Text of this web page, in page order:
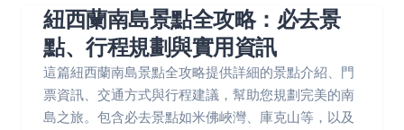
紐西蘭南島景點全攻略：必去景
點、行程規劃與實用資訊
這篇紐西蘭南島景點全攻略提供詳細的景點介紹、門
票資訊、交通方式與行程建議，幫助您規劃完美的南
島之旅。包含必去景點如米佛峽灣、庫克山等，以及